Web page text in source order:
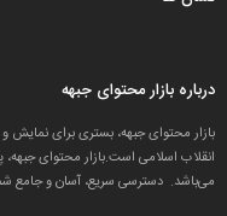
درباره بازار محتوای جبهه
بازار محتوای جبهه، بستری برای
انقلاب اسلامی است.بازار محتوای
می‌باشد. دسترسی سریع، آسان و جامع